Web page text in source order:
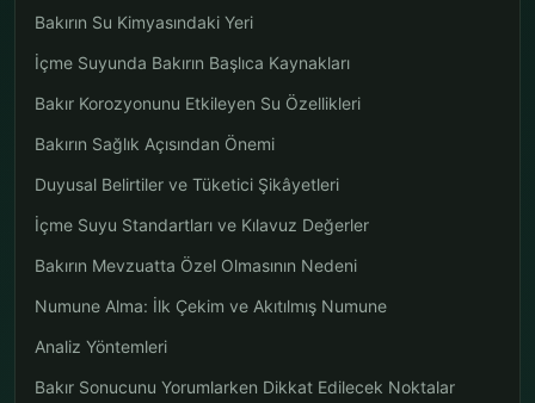
Bakırın Su Kimyasındaki Yeri
İçme Suyunda Bakırın Başlıca Kaynakları
Bakır Korozyonunu Etkileyen Su Özellikleri
Bakırın Sağlık Açısından Önemi
Duyusal Belirtiler ve Tüketici Şikâyetleri
İçme Suyu Standartları ve Kılavuz Değerler
Bakırın Mevzuatta Özel Olmasının Nedeni
Numune Alma: İlk Çekim ve Akıtılmış Numune
Analiz Yöntemleri
Bakır Sonucunu Yorumlarken Dikkat Edilecek Noktalar